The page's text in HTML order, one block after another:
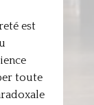
est
toute